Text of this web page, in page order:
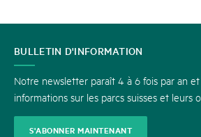
CONTACT
BULLETIN D'INFORMATION
Notre newsletter paraît 4 à 6 fois par an
informations sur les parcs suisses et leurs
S'ABONNER MAINTENANT